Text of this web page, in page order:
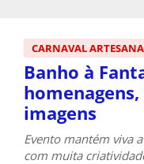
CARNAVAL
Banho à
imagens
Evento mantém viva
com muita